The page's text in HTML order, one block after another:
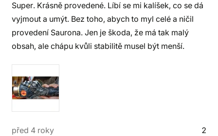
Super. Krásně provedené. Líbí se mi kalíšek, co se dá
vyjmout a umýt. Bez toho, abych to myl celé a ničil
provedení Saurona. Jen je škoda, že má tak malý
obsah, ale chápu kvůli stabilitě musel být menší.
před 4 roky 2